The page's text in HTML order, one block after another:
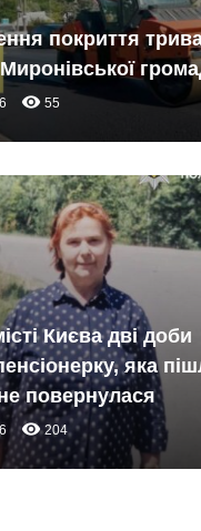
покриття
remove_red_eye 55
Києва дві доби
яка
повернулася
remove_red_eye204